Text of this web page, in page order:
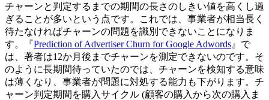
チャーンと判定するまでの期間の長さのしきい値を高くし過
ぎることが多いという点です。これでは、事業者が相当長く
待たなければチャーンの問題を識別できないことになりま
す。『Prediction of Advertiser Churn for Google Adwords 』で
は、著者は12か月後までチャーンを測定できないのです。そ
のように長期間待っていたのでは、チャーンを検知する意味
は薄くなり、事業者が問題に対処する能力も下がります。チ
ャーン判定期間を購入サイクル (顧客の購入から次の購入ま